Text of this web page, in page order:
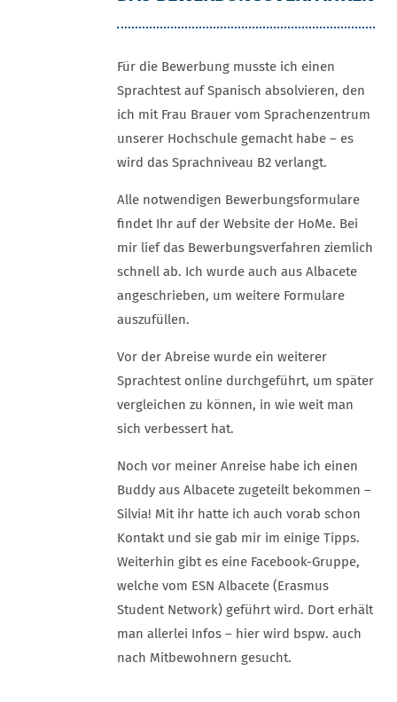
Für die Bewerbung musste ich einen
Sprachtest auf Spanisch absolvieren, den
ich mit Frau Brauer vom Sprachenzentrum
unserer Hochschule gemacht habe – es
wird das Sprachniveau B2 verlangt.
Alle notwendigen Bewerbungsformulare
findet Ihr auf der Website der HoMe. Bei
mir lief das Bewerbungsverfahren ziemlich
schnell ab. Ich wurde auch aus Albacete
angeschrieben, um weitere Formulare
auszufüllen.
Vor der Abreise wurde ein weiterer
Sprachtest online durchgeführt, um später
vergleichen zu können, in wie weit man
sich verbessert hat.
Noch vor meiner Anreise habe ich einen
Buddy aus Albacete zugeteilt bekommen –
Silvia! Mit ihr hatte ich auch vorab schon
Kontakt und sie gab mir im einige Tipps.
Weiterhin gibt es eine Facebook-Gruppe,
welche vom ESN Albacete (Erasmus
Student Network) geführt wird. Dort erhält
man allerlei Infos – hier wird bspw. auch
nach Mitbewohnern gesucht.